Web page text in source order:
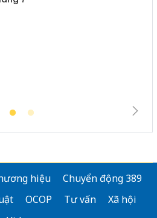
hiệu
Chuyển động 389
OCOP Tư vấn
Xã hội